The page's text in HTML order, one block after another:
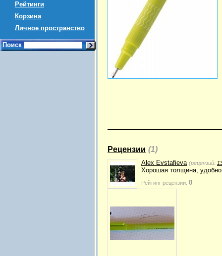
Рейтинги
Корзина
Личное пространство
Поиск
Рецензии (1)
Alex Evstafieva (рецензий:
Хорошая толщина,
Рейтинг рецензии: 0